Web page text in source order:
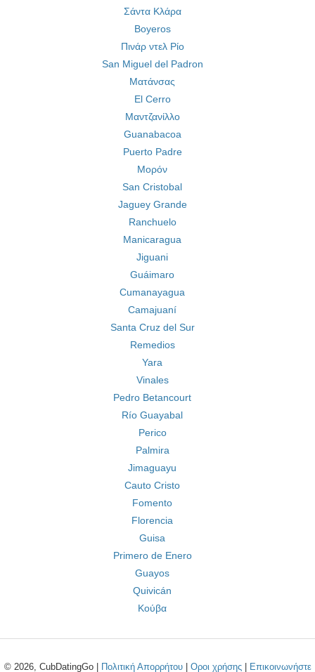
Σάντα Κλάρα
Boyeros
Πινάρ ντελ Ρίο
San Miguel del Padron
Ματάνσας
El Cerro
Μαντζανίλλο
Guanabacoa
Puerto Padre
Μορόν
San Cristobal
Jaguey Grande
Ranchuelo
Manicaragua
Jiguani
Guáimaro
Cumanayagua
Camajuaní
Santa Cruz del Sur
Remedios
Yara
Vinales
Pedro Betancourt
Río Guayabal
Perico
Palmira
Jimaguayu
Cauto Cristo
Fomento
Florencia
Guisa
Primero de Enero
Guayos
Quivicán
Κούβα
© 2026, CubDatingGo | Πολιτική Απορρήτου| Οροι χρήσης| Επικοινωνήστε